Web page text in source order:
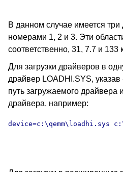
В данном случае имеется три
номерами 1, 2 и 3. Эти
соответственно, 31, 7.7 и 133
Для загрузки драйверов в
драйвер LOADHI.SYS,
путь загружаемого драйвера
драйвера, например:
device=c:\qemm\loadhi.sys